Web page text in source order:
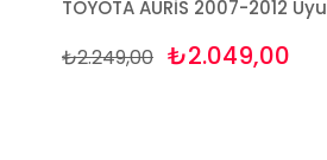
₺2.049,00
₺2.249,00